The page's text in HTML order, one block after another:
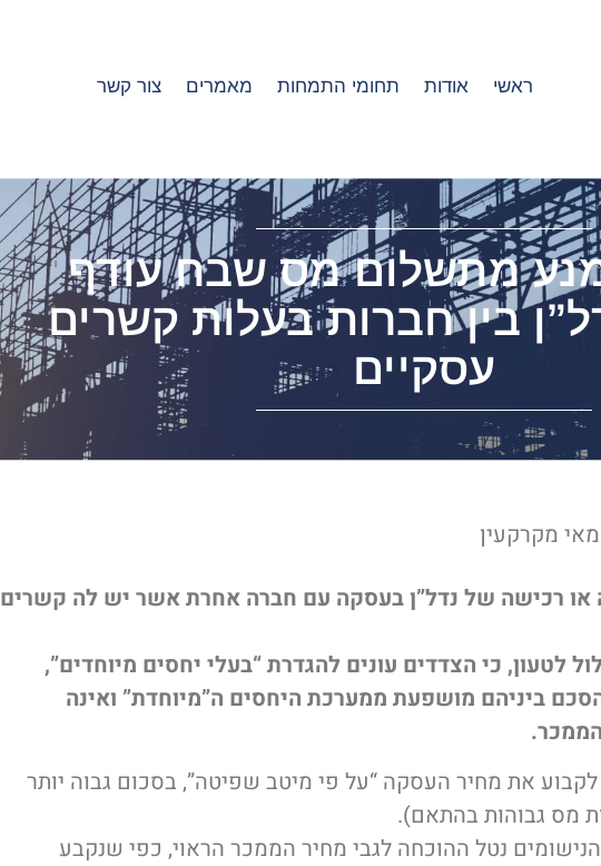
ראשי אודות תחומי התמחות מאמרים צור קשר
מתשלום מס שבח עודף
בין חברות בעלות קשרים
עסקיים
מקרקעין
או רכישה של נדל”ן בעסקה עם חברה אחרת אשר יש לה קשרים
לטעון, כי הצדדים עונים להגדרת “בעלי יחסים מיוחדים”,
ביניהם מושפעת ממערכת היחסים ה”מיוחדת” ואינה
את מחיר העסקה “על פי מיטב שפיטה”, בסכום גבוה יותר
מס גבוהות בהתאם).
נטל ההוכחה לגבי מחיר הממכר הראוי, כפי שנקבע